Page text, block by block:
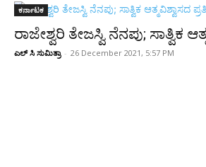
ಕರ್ನಾಟಕ
ರಾಜೇಶ್ವರಿ ತೇಜಸ್ವಿ ನೆನಪು; ಸಾತ್ವಿಕ
ಎಲ್ ಸಿ ಸುಮಿತ್ರಾ - 26 December 2021, 5:57 PM